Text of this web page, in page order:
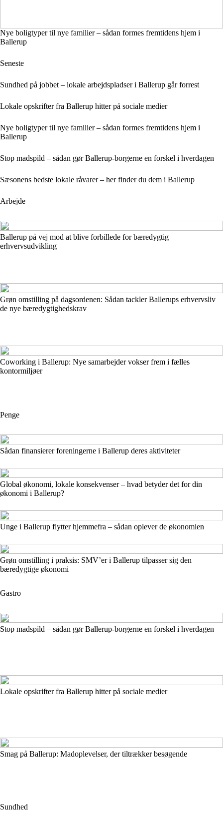
Nye boligtyper til nye familier – sådan formes fremtidens hjem i
Ballerup
Seneste
Sundhed på jobbet – lokale arbejdspladser i Ballerup går forrest
Lokale opskrifter fra Ballerup hitter på sociale medier
Nye boligtyper til nye familier – sådan formes fremtidens hjem i
Ballerup
Stop madspild – sådan gør Ballerup-borgerne en forskel i hverdagen
Sæsonens bedste lokale råvarer – her finder du dem i Ballerup
Arbejde
Ballerup på vej mod at blive forbillede for bæredygtig
erhvervsudvikling
Grøn omstilling på dagsordenen: Sådan tackler Ballerups erhvervsliv
de nye bæredygtighedskrav
Coworking i Ballerup: Nye samarbejder vokser frem i fælles
kontormiljøer
Penge
Sådan finansierer foreningerne i Ballerup deres aktiviteter
Global økonomi, lokale konsekvenser – hvad betyder det for din
økonomi i Ballerup?
Unge i Ballerup flytter hjemmefra – sådan oplever de økonomien
Grøn omstilling i praksis: SMV’er i Ballerup tilpasser sig den
bæredygtige økonomi
Gastro
Stop madspild – sådan gør Ballerup-borgerne en forskel i hverdagen
Lokale opskrifter fra Ballerup hitter på sociale medier
Smag på Ballerup: Madoplevelser, der tiltrækker besøgende
Sundhed